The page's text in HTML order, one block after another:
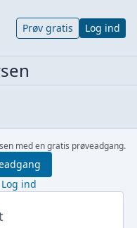
Prøv gratis Log ind
med en gratis prøveadgang.
Log ind